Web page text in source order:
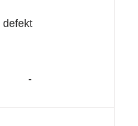
defekt
-